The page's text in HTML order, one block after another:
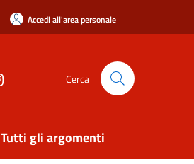
Accedi all'area personale
Cerca
Tutti gli argomenti